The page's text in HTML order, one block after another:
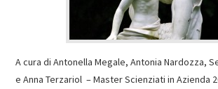
A cura di Antonella Megale, Antonia Nardozza,
e Anna Terzariol – Master Scienziati in Azienda